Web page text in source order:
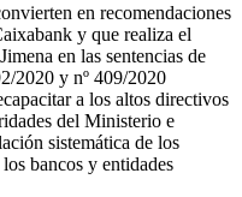
en recomendaciones
y que realiza el
en las sentencias de
2020 y nº 409/2020
a los altos directivos
del Ministerio e
sistemática de los
bancos y entidades